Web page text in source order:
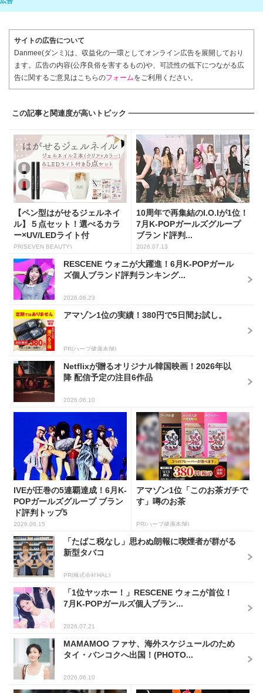
サイトの広告について
Danmee(ダンミ)は、収益化の一環としてオンライン広告を展開しており
ます。広告の内容(公序良俗を害するもの)や、可読性の低下につながる広
告に関するご意見はこちらのフォームをご利用ください。
この記事と関連度が高いトピック
【ペン型はがせるジェルネイ
ル】５点セット！選べるカラ
ー×UV/LEDライト付
PR(SEVEN BEAUTY)
10周年で再集結のI.O.Iが1位！
7月K-POPガールズグループ
ブランド評判...
2026.07.13
RESCENE ウォニが大躍進！6月K-POPガール
ズ個人ブランド評判ランキング...
2026.06.23
アマゾン1位の実績！380円で5日間お試し。
PR(ハーブ健康本舗)
Netflixが贈るオリジナル韓国映画！2026年以
降 配信予定の注目6作品
2026.06.10
IVEが圧巻の5連覇達成！6月K-
POPガールズグループ ブラン
ド評判トップ5
2026.06.15
アマゾン1位「このお茶ガチで
す」噂のお茶
PR(ハーブ健康本舗)
「たばこ税なし」思わぬ朗報に喫煙者が群がる
新型タバコ
PR(株式会社HAL)
「1位ヤッホー！」RESCENE ウォニが首位！
7月K-POPガールズ個人ブラン...
2026.07.21
MAMAMOO ファサ、海外スケジュールのため
タイ・バンコクへ出国！(PHOTO...
2026.06.10